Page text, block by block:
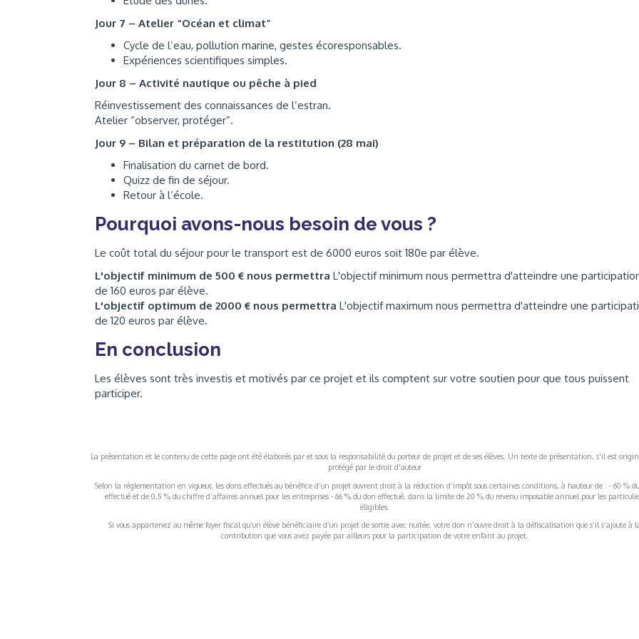
Jour 7 – Atelier “Océan et climat”
Cycle de l’eau, pollution marine, gestes écoresponsables.
Expériences scientifiques simples.
Jour 8 – Activité nautique ou pêche à pied
Réinvestissement des connaissances de l’estran.
Atelier “observer, protéger”.
Jour 9 – Bilan et préparation de la restitution (28 mai)
Finalisation du carnet de bord.
Quizz de fin de séjour.
Retour à l’école.
Pourquoi avons-nous besoin de vous ?
Le coût total du séjour pour le transport est de 6000 euros soit 180e par élève.
L'objectif minimum de 500 € nous permettra L'objectif minimum nous permettra d'atteindre une
de 160 euros par élève.
L'objectif optimum de 2000 € nous permettra L'objectif maximum nous permettra d'atteindre une
de 120 euros par élève.
En conclusion
Les élèves sont très investis et motivés par ce projet et ils comptent sur votre soutien pour que tous puissent
participer.
La présentation et le contenu de cette page ont été élaborés par et sous la responsabilité du porteur de projet et de ses élèves. Un texte de présentation, s'il est
protégé par le droit d'auteur
Selon la réglementation en vigueur, les dons effectués au bénéfice d’un projet ouvrent droit à la réduction d’impôt sous certaines conditions, à hauteur de : - 60 %
effectué et de 0,5 % du chiffre d’affaires annuel pour les entreprises - 66 % du don effectué, dans la limite de 20 % du revenu imposable annuel pour les
éligibles.
Si vous appartenez au même foyer fiscal qu’un élève bénéficiaire d’un projet de sortie avec nuitée, votre don n’ouvre droit à la défiscalisation que s’il s’ajoute à
contribution que vous avez payée par ailleurs pour la participation de votre enfant au projet.